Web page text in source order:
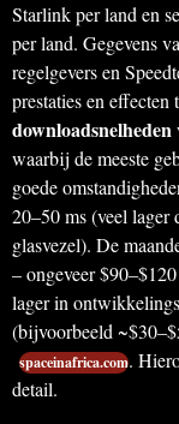
Starlink per land en
per land. Gegevens
regelgevers en
prestaties en
waarbij de meeste
goede
20–50 ms (veel lager
glasvezel). De
– ongeveer
lager in
(bijvoorbeeld
spaceinafrica.com.
detail.